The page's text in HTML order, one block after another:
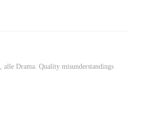
alle Drama. Quality misunderstandings